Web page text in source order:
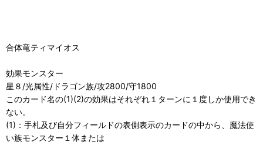
合体竜ティマイオス
効果モンスター
星８/光属性/ドラゴン族/攻2800/守1800
このカード名の(1)(2)の効果はそれぞれ１ターンに１度しか使用でき
ない。
(1)：手札及び自分フィールドの表側表示のカードの中から、魔法使
い族モンスター１体または